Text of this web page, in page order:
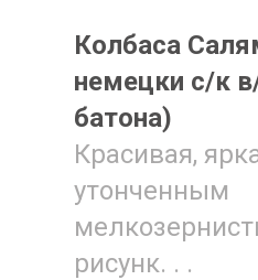
Колбаса
немецки с/к
батона)
Красивая,
утонченным
рисунк. . .